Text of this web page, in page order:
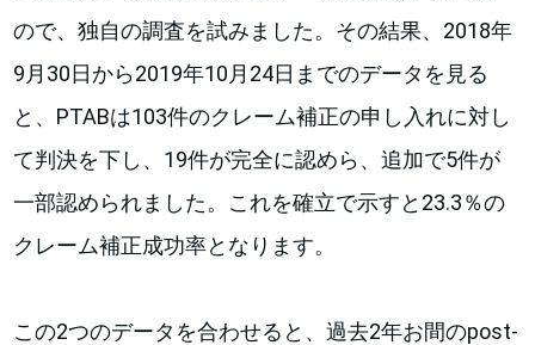
ので、独自の調査を試みました。その結果、2018年
9月30日から2019年10月24日までのデータを見る
と、PTABは103件のクレーム補正の申し入れに対し
て判決を下し、19件が完全に認めら、追加で5件が
一部認められました。これを確立で示すと23.3％の
クレーム補正成功率となります。
この2つのデータを合わせると、過去2年お間のpost-